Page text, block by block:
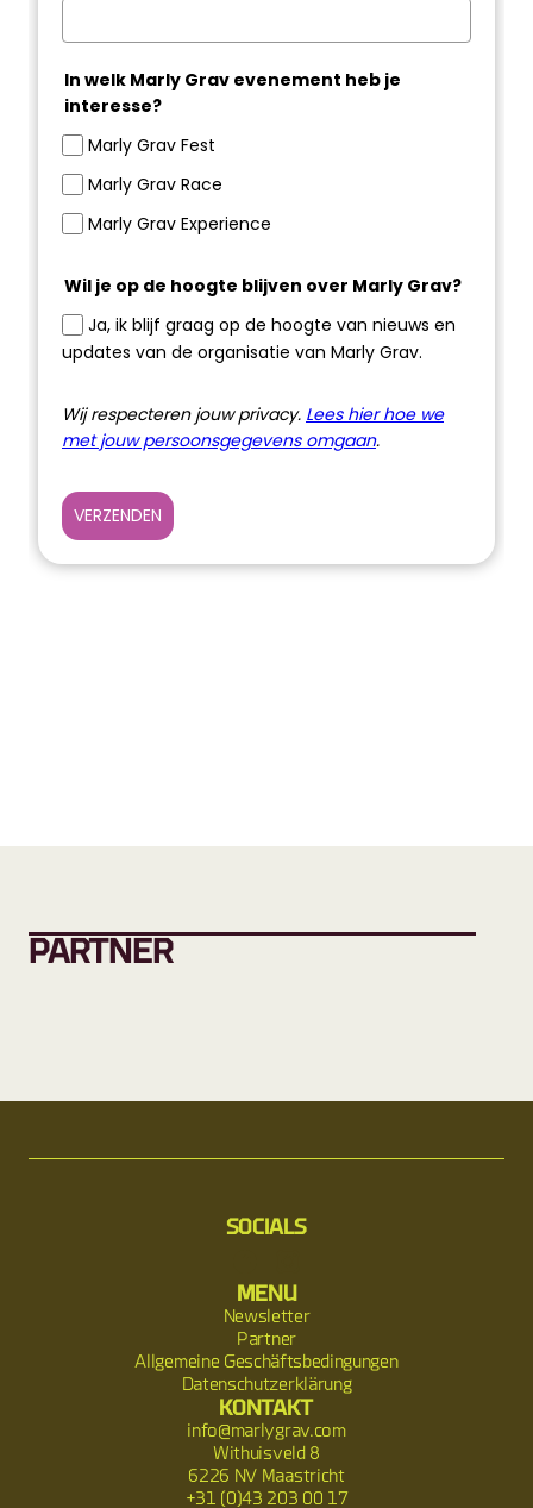
PARTNER
SOCIALS
MENU
Newsletter
Partner
Allgemeine Geschäftsbedingungen
Datenschutzerklärung
KONTAKT
info@marlygrav.com
Withuisveld 8
6226 NV Maastricht
+31 (0)43 203 00 17